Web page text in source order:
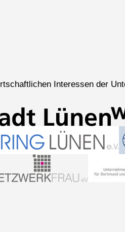
Interessen der